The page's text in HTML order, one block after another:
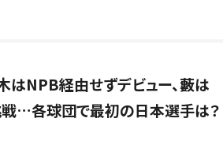
はNPB経由せずデビュー、藪は
…各球団で最初の日本選手は？